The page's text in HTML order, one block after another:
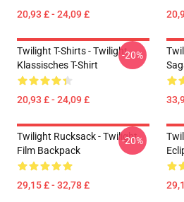
20,93 £ - 24,09 £
Twilight T-Shirts - Twilight
Klassisches T-Shirt
20,93 £ - 24,09 £
-20%
Twilight Rucksack - Twilight
Film Backpack
29,15 £ - 32,78 £
-20%